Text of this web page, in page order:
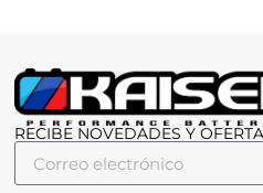
RECIBE NOVEDADES Y